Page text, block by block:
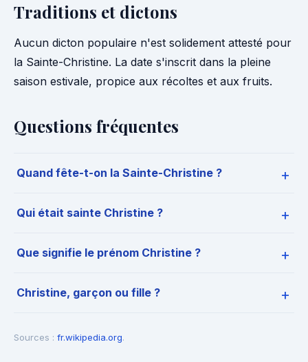
Traditions et dictons
Aucun dicton populaire n'est solidement attesté pour
la Sainte-Christine. La date s'inscrit dans la pleine
saison estivale, propice aux récoltes et aux fruits.
Questions fréquentes
Quand fête-t-on la Sainte-Christine ?
Qui était sainte Christine ?
Que signifie le prénom Christine ?
Christine, garçon ou fille ?
Sources : fr.wikipedia.org.